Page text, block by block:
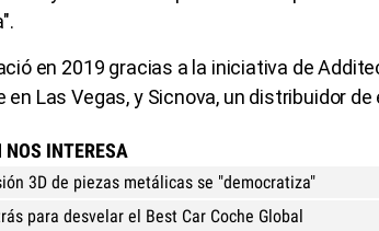
en 2019 gracias a la iniciativa de
en Las Vegas, y Sicnova, un distribuidor
INTERESA
3D de piezas metálicas se "democratiza"
para desvelar el Best Car Coche Global